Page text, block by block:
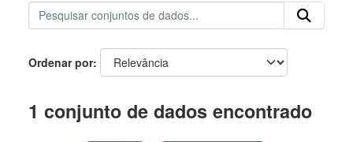
Ordenar por
1 conjunto de dados encontrado